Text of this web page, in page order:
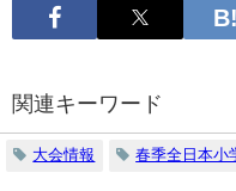
関連キーワード
大会情報 春季全日本小